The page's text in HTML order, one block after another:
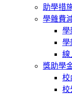
助學措
學雜費
學
學
線
獎助學
校
校